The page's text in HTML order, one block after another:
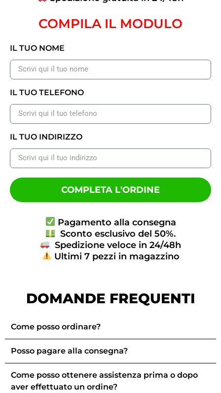
COMPILA IL MODULO
IL TUO NOME
IL TUO TELEFONO
IL TUO INDIRIZZO
COMPLETA L'ORDINE
Pagamento alla consegna
Sconto esclusivo del 50%.
Spedizione veloce in 24/48h
Ultimi 7 pezzi in magazzino
DOMANDE FREQUENTI
Come posso ordinare?
Posso pagare alla consegna?
Come posso ottenere assistenza prima o dopo
aver effettuato un ordine?